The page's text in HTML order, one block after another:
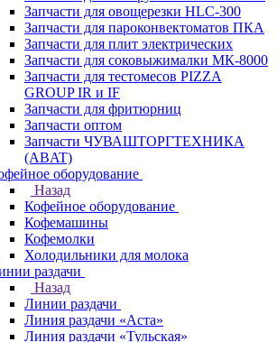
Запчасти для овощерезки HLC-300
Запчасти для пароконвектоматов ПКА
Запчасти для плит электрических
Запчасти для соковыжималки МК-8000
Запчасти для тестомесов PIZZA
GROUP IR и IF
Запчасти для фритюрниц
Запчасти оптом
Запчасти ЧУВАШТОРГТЕХНИКА
(ABAT)
оборудование
Назад
Кофейное оборудование
Кофемашины
Кофемолки
Холодильники для молока
раздачи
Назад
Линии раздачи
Линия раздачи «Аста»
Линия раздачи «Тульская»